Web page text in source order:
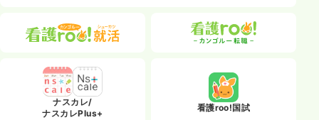
ナスカレ/
ナスカレPlus+
看護roo!国試